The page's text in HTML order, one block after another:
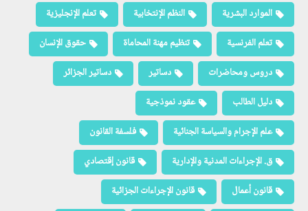
الموارد البشرية النظم الإنتخابية
تعلم الإنجليزية
تعلم الفرنسية
تنظيم مهنة المحاماة
حقوق الإنسان
دروس ومحاضرات
دساتير
دساتير الجزائر
دليل الطالب
عقود نموذجية
علم الإجرام والسياسة الجنائية
فلسفة القانون
ق. الإجراءات المدنية والإدارية
قانون إقتصادي
قانون أعمال
قانون الإجراءات الجزائية